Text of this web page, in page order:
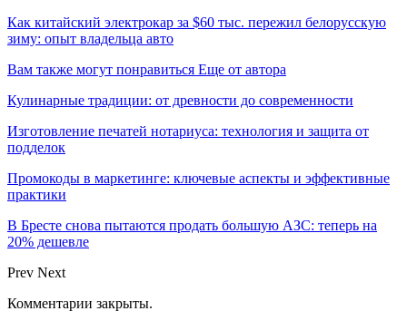
Как китайский электрокар за $60 тыс. пережил белорусскую
зиму: опыт владельца авто
Вам также могут понравиться Еще от автора
Кулинарные традиции: от древности до современности
Изготовление печатей нотариуса: технология и защита от
подделок
Промокоды в маркетинге: ключевые аспекты и эффективные
практики
В Бресте снова пытаются продать большую АЗС: теперь на
20% дешевле
Prev Next
Комментарии закрыты.